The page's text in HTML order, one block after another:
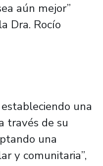
aún mejor”
Dra. Rocío
una
través de su
una
y comunitaria”,